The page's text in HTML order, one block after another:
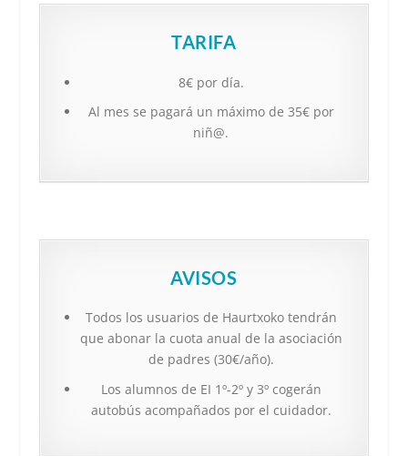
TARIFA
8€ por día.
Al mes se pagará un máximo de 35€ por
niñ@.
AVISOS
Todos los usuarios de Haurtxoko tendrán
que abonar la cuota anual de la asociación
de padres (30€/año).
Los alumnos de EI 1º-2º y 3º cogerán
autobús acompañados por el cuidador.